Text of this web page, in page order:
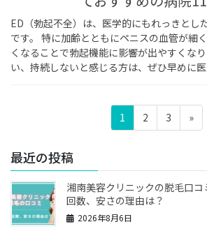
ED（勃起不全）は、医学的にもれっきとし
です。 特に加齢とともにペニスの血管が細
くなることで勃起機能に影響が出やすくな
い、持続しないと感じる方は、ぜひ早めに
の
ペ
ー
ジ
固
定
ジ
1
固
定
ジ
2
固
定
ジ
3 »
最近の投稿
湘南美容クリニックの脱毛口
回数、安さの理由は？
2026年8月6日